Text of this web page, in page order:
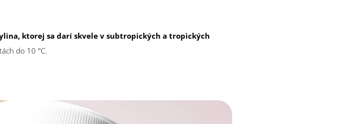
ktorej sa darí skvele v subtropických a tropických
do 10 °C.